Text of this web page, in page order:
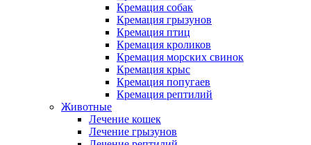
Кремация собак
Кремация грызунов
Кремация птиц
Кремация кроликов
Кремация морских свинок
Кремация крыс
Кремация попугаев
Кремация рептилий
Животные
Лечение кошек
Лечение грызунов